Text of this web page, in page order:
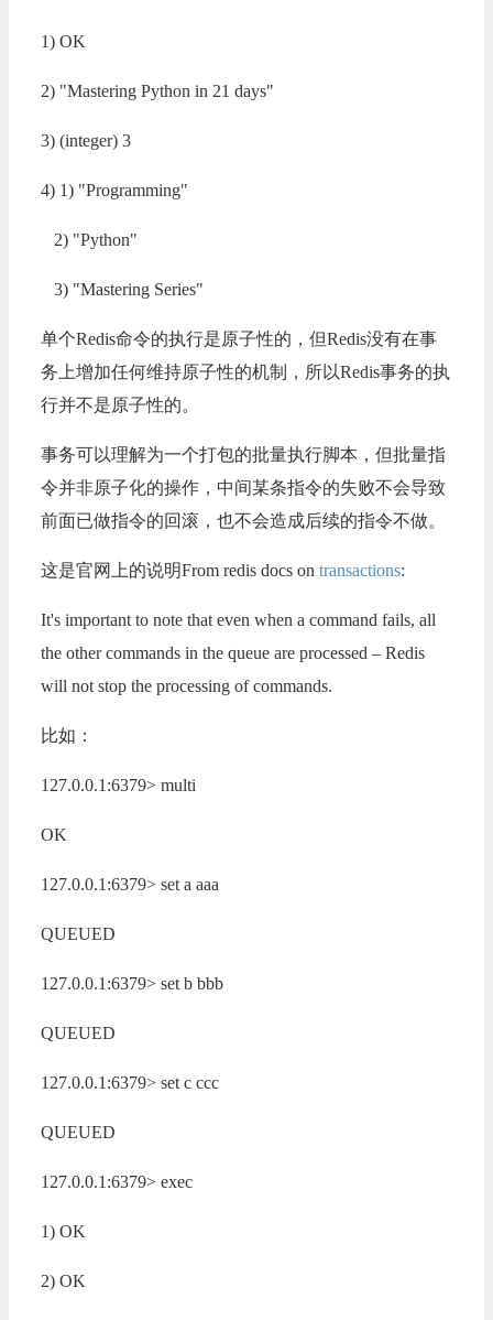
1) OK
2) "Mastering Python in 21 days"
3) (integer) 3
4) 1) "Programming"
2) "Python"
3) "Mastering Series"
单个Redis命令的执行是原子性的，但Redis没有在事
务上增加任何维持原子性的机制，所以Redis事务的执
行并不是原子性的。
事务可以理解为一个打包的批量执行脚本，但批量指
令并非原子化的操作，中间某条指令的失败不会导致
前面已做指令的回滚，也不会造成后续的指令不做。
这是官网上的说明From redis docs on transactions:
It's important to note that even when a command fails, all
the other commands in the queue are processed – Redis
will not stop the processing of commands.
比如：
127.0.0.1:6379> multi
OK
127.0.0.1:6379> set a aaa
QUEUED
127.0.0.1:6379> set b bbb
QUEUED
127.0.0.1:6379> set c ccc
QUEUED
127.0.0.1:6379> exec
1) OK
2) OK